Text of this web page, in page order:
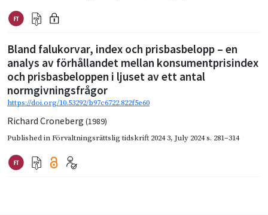
Bland falukorvar, index och prisbasbelopp – en
analys av förhållandet mellan konsumentprisindex
och prisbasbeloppen i ljuset av ett antal
normgivningsfrågor
https://doi.org/10.53292/b97c6722.822f5e60
Richard Croneberg (1989)
Published inFörvaltningsrättslig tidskrift 2024 3, July 2024s. 281–314